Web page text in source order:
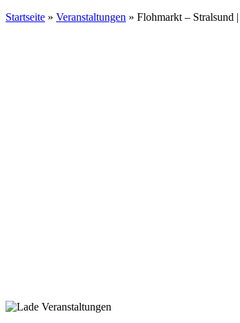
Startseite » Veranstaltungen » Flohmarkt – Stralsund